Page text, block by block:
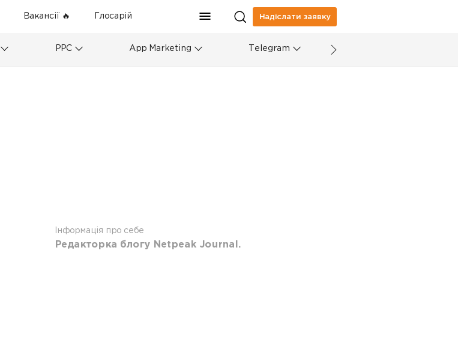
Вакансії 🔥 Глосарій Надіслати заявку
PPC App Marketing Telegram
Інформація про себе
Редакторка блогу Netpeak Journal.